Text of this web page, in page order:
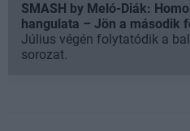
SMASH by Meló-Diák:
hangulata – Jön a második
Július végén folytatódik a
sorozat.